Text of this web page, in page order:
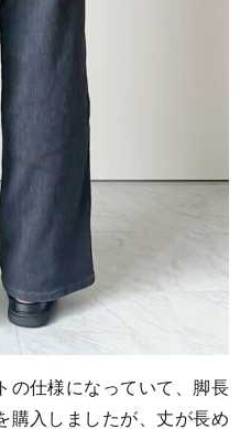
の仕様になっていて、脚長
購入しましたが、丈が長め